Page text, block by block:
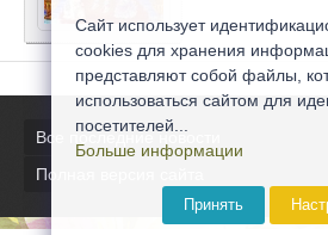
Все последние новости
Полная версия сайта
Сайт использует
cookies для хранения
представляют собой файлы,
использоваться сайтом для
посетителей...
Больше информации
Принять